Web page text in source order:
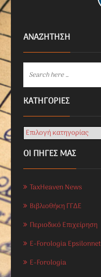
ΑΝΑΖΗΤΗΣΗ
KΑΤΗΓΟΡΊΕΣ
ΟΙ ΠΗΓΕΣ ΜΑΣ
TaxHeaven News
Βιβλιοθήκη ΓΓΔΕ
Περιοδικό Επιχείρηση
E-Forologia Epsilonnet
E-Forologia